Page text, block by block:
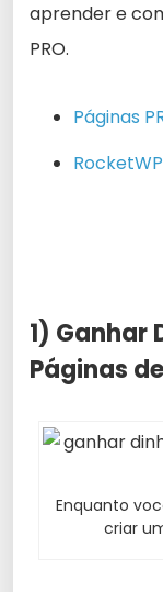
aprender e
PRO.
Páginas
RocketWP
1) Ganhar
Páginas
Enquanto
criar